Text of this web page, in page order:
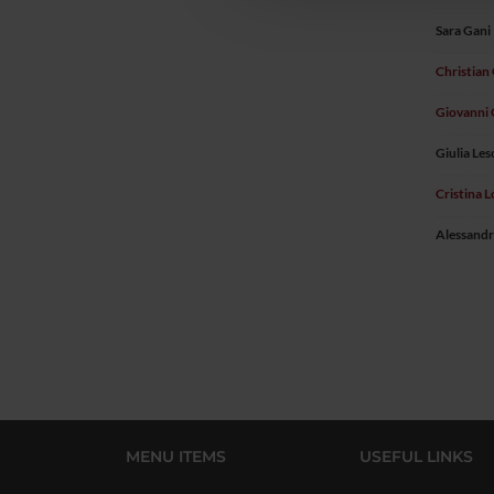
Sara Gani
Christian
Giovanni
Giulia
Cristina
MENU ITEMS USEFUL LINKS